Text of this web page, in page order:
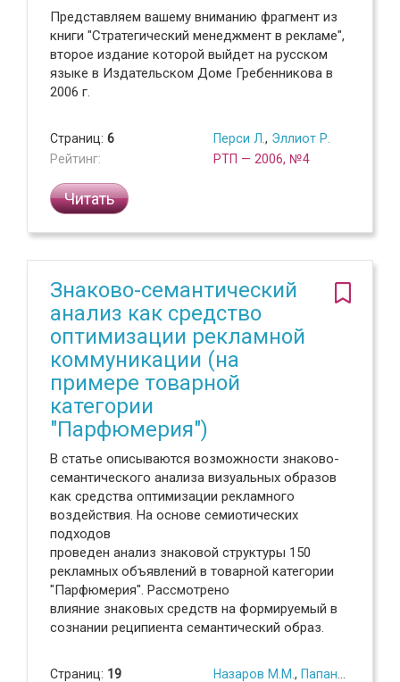
Представляем вашему вниманию фрагмент из
книги "Стратегический менеджмент в рекламе",
второе издание которой выйдет на русском
языке в Издательском Доме Гребенникова в
2006 г.
Страниц: 6
Рейтинг:
Перси Л. , Эллиот Р.
РТП — 2006, №4
Читать
Знаково-семантический
анализ как средство
оптимизации рекламной
коммуникации (на
примере товарной
категории
"Парфюмерия")
В статье описываются возможности знаково-
семантического анализа визуальных образов
как средства оптимизации рекламного
воздействия. На основе семиотических
подходов
проведен анализ знаковой структуры 150
рекламных объявлений в товарной категории
"Парфюмерия". Рассмотрено
влияние знаковых средств на формируемый в
сознании реципиента семантический образ.
Страниц: 19
Назаров М.М. , Папантиму М.А.